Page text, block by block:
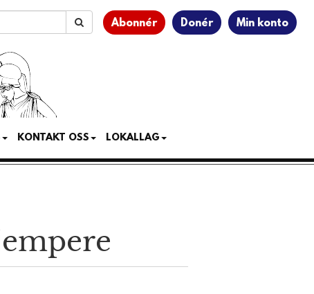
Abonnér Donér Min konto
KONTAKT OSS LOKALLAG